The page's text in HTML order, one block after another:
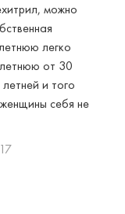
можно
легко
от 30
и того
себя не
17